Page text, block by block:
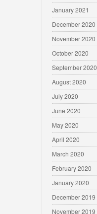
January 2021
December 2020
November 2020
October 2020
September 2020
August 2020
July 2020
June 2020
May 2020
April 2020
March 2020
February 2020
January 2020
December 2019
November 2019